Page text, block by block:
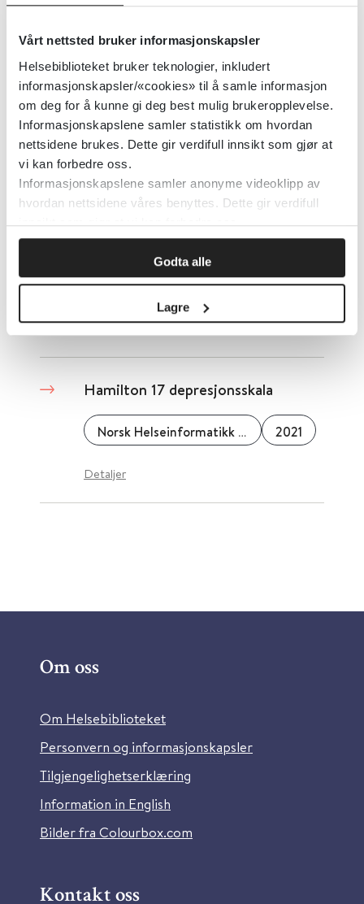
Vårt nettsted bruker informasjonskapsler
Helsebiblioteket bruker teknologier, inkludert
informasjonskapsler/«cookies» til å samle informasjon
om deg for å kunne gi deg best mulig brukeropplevelse.
Informasjonskapslene samler statistikk om hvordan
nettsidene brukes. Dette gir verdifull innsikt som gjør at
vi kan forbedre oss.
Informasjonskapslene samler anonyme videoklipp av
hvordan nettsidene våres benyttes. Dette gir verdifull
innsikt som gjør at vi kan forbedre oss.
Godta alle
Lagre
the Nation Outcome Scale -
revidert 2018, norsk oversettelse
2022
The Royal College of Psychiatrists
Detaljer
HCR-20 V3 Voldsrisikovurdering
SIFER Nasjonalt kompetansenettverk for sikkerhets- fengsels- og rettspsykiatri
Detaljer
Hamilton 17 depresjonsskala
Norsk Helseinformatikk (NHI) 2021
Detaljer
Om oss
Om Helsebiblioteket
Personvern og informasjonskapsler
Tilgjengelighetserklæring
Information in English
Bilder fra Colourbox.com
Kontakt oss